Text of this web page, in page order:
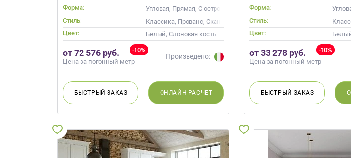
Форма:
Угловая, Прямая, С островом
Стиль:
Классика, Прованс, Скандинавский, Неоклассика
Цвет:
Белый, Слоновая кость
-10%
от 72 576 руб.
Цена за погонный метр
Произведено:
БЫСТРЫЙЗАКАЗ ОНЛАЙН РАСЧЕТ
Форма:
Стиль:
Цвет:
-10%
от 33 278 руб.
Цена за погонный метр
БЫСТРЫЙЗАКАЗ